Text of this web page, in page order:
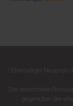
Ehemaliger Neupreis
Der errechnete
gegenüber der